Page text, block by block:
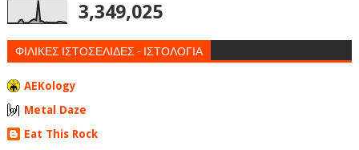
3,349,025
ΦΙΛΙΚΕΣ ΙΣΤΟΣΕΛΙΔΕΣ - ΙΣΤΟΛΟΓΙΑ
AEKology
Metal Daze
Eat This Rock